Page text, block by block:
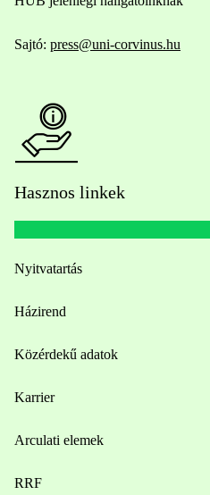
Sajtó: press@uni-corvinus.hu
Hasznos linkek
Nyitvatartás
Házirend
Közérdekű adatok
Karrier
Arculati elemek
RRF